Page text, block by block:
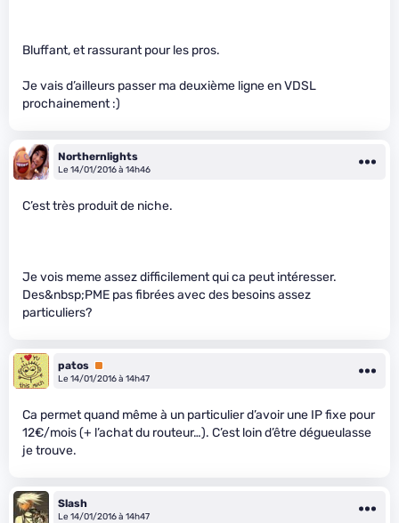
Bluffant, et rassurant pour les pros.
Je vais d’ailleurs passer ma deuxième ligne en VDSL
prochainement :)
Northernlights
Le 14/01/2016 à 14h46
C’est très produit de niche.
Je vois meme assez difficilement qui ca peut intéresser.
Des&nbsp;PME pas fibrées avec des besoins assez
particuliers?
patos Premium
Le 14/01/2016 à 14h47
Ca permet quand même à un particulier d’avoir une IP fixe pour
12€/mois (+ l’achat du routeur…). C’est loin d’être dégueulasse
je trouve.
Slash
Le 14/01/2016 à 14h47